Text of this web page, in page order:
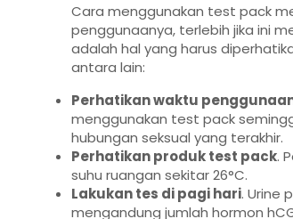
Cara menggunakan test pack
penggunaanya, terlebih jika ini
adalah hal yang harus
antara lain:
Perhatikan waktu
menggunakan test pack
hubungan seksual yang terakhir.
Perhatikan produk test pack.
suhu ruangan sekitar 26°C.
Lakukan tes di pagi hari. Urine
mengandung jumlah hormon